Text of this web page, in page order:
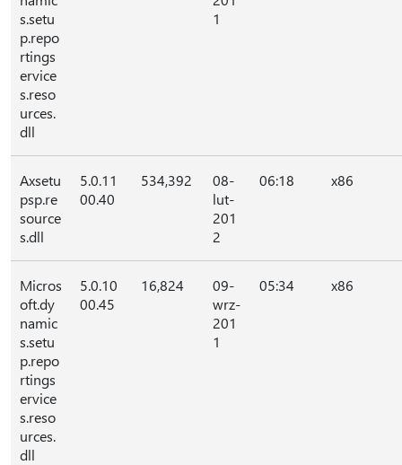
s.setu
p.repo
rtings
ervice
s.reso
urces.
dll
1
Axsetu
psp.re
source
s.dll
5.0.11
00.40
534,392
08-
lut-
201
2
06:18 x86
Micros
oft.dy
namic
s.setu
p.repo
rtings
ervice
s.reso
urces.
dll
5.0.10
00.45
16,824
09-
wrz-
201
1
05:34 x86